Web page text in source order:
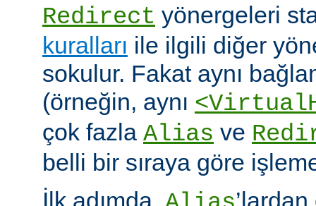
Redirect yönergeleri
kuralları ile ilgili diğer
sokulur. Fakat aynı
(örneğin, aynı
çok fazla Alias ve
belli bir sıraya göre
İlk adımda,